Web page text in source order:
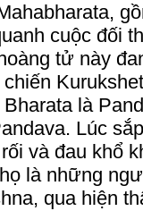
cuộc đối
tử này
là
Lúc
và đau khổ
là những
qua hiện